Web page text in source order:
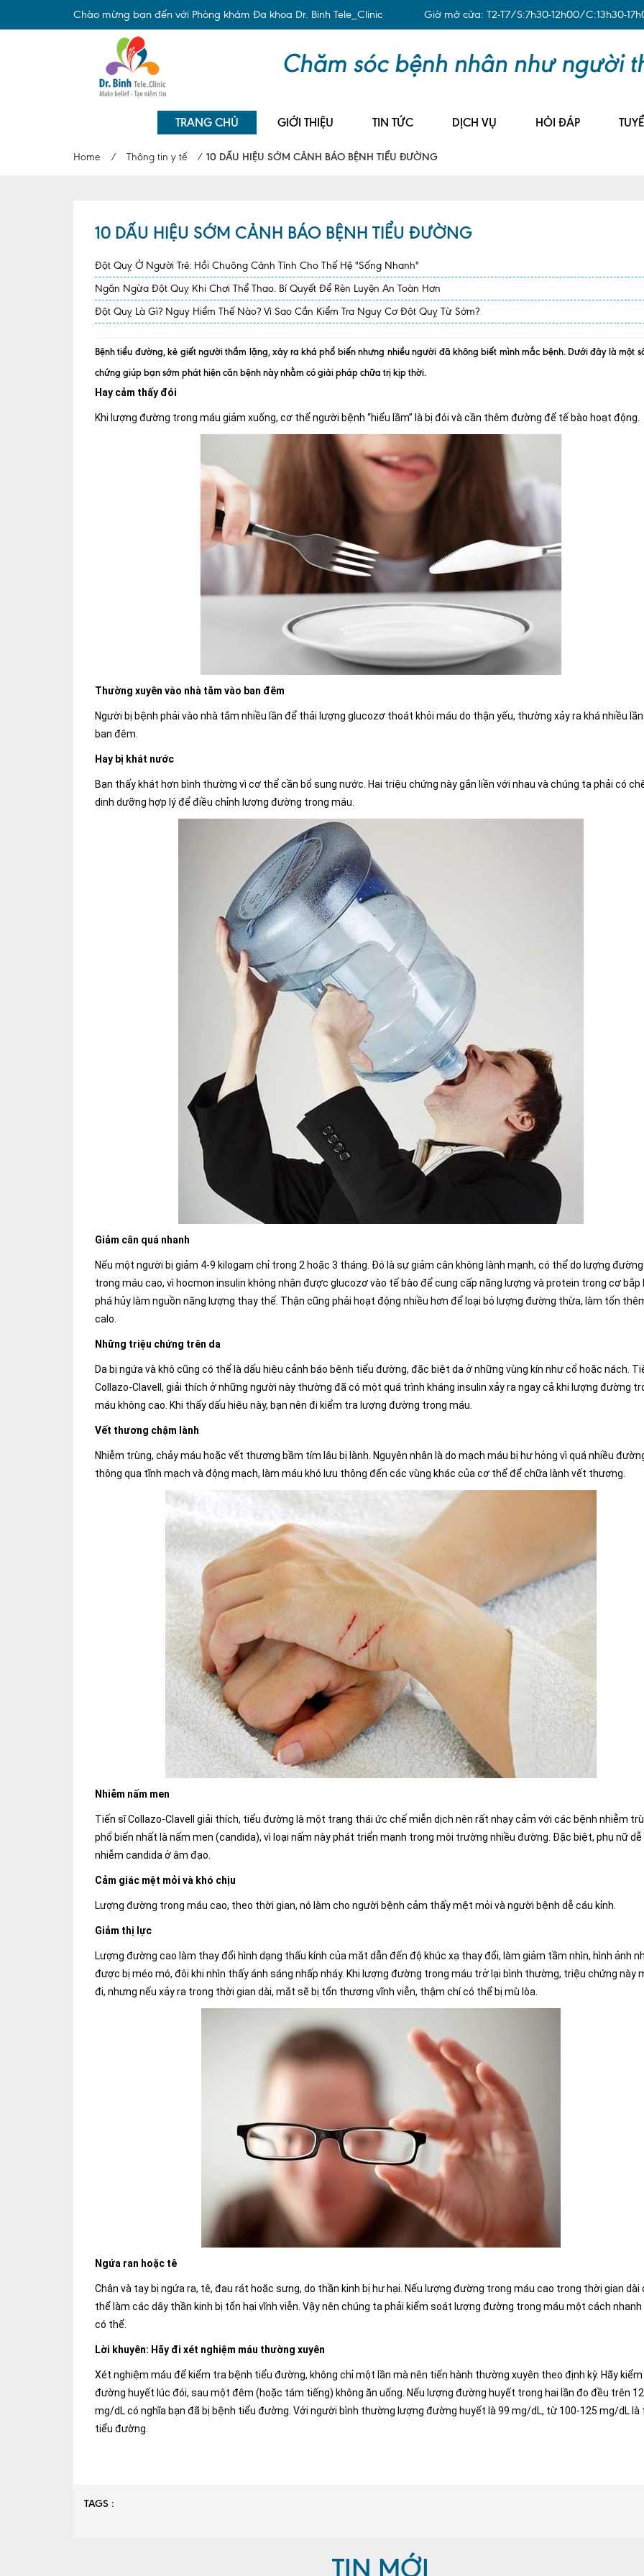
Chào mừng bạn đến với Phòng khám Đa khoa Dr. Binh Tele_Clinic Giờ mở cửa: T2-T7/S:7h30-12h00/C:13h30-
TRANG CHỦ GIỚI THIỆU TIN TỨC DỊCH VỤ HỎI ĐÁP
Home / Thông tin y tế / 10 DẤU HIỆU SỚM CẢNH BÁO BỆNH TIỂU ĐƯỜNG
10 DẤU HIỆU SỚM CẢNH BÁO BỆNH TIỂU ĐƯỜNG
Đột Quỵ Ở Người Trẻ: Hồi Chuông Cảnh Tỉnh Cho Thế Hệ "Sống Nhanh"
Ngăn Ngừa Đột Quỵ Khi Chơi Thể Thao. Bí Quyết Để Rèn Luyện An Toàn Hơn
Đột Quỵ Là Gì? Nguy Hiểm Thế Nào? Vì Sao Cần Kiểm Tra Nguy Cơ Đột Quỵ Từ Sớm?
Bệnh tiểu đường, kẻ giết người thầm lặng, xảy ra khá phổ biến nhưng nhiều người đã không biết mình mắc bệnh. Dưới đây là một
chứng giúp bạn sớm phát hiện căn bệnh này nhằm có giải pháp chữa trị kịp thời.
Hay cảm thấy đói
Khi lượng đường trong máu giảm xuống, cơ thể người bệnh “hiểu lầm” là bị đói và cần thêm đường để tế bào hoạt động.
Thường xuyên vào nhà tắm vào ban đêm
Người bị bệnh phải vào nhà tắm nhiều lần để thải lượng glucozơ thoát khỏi máu do thận yếu, thường xảy ra khá nhiều lần
ban đêm.
Hay bị khát nước
Bạn thấy khát hơn bình thường vì cơ thể cần bổ sung nước. Hai triệu chứng này gắn liền với nhau và chúng ta phải có
dinh dưỡng hợp lý để điều chỉnh lượng đường trong máu.
Giảm cân quá nhanh
Nếu một người bị giảm 4-9 kilogam chỉ trong 2 hoặc 3 tháng. Đó là sự giảm cân không lành mạnh, có thể do lượng đường
trong máu cao, vì hocmon insulin không nhận được glucozơ vào tế bào để cung cấp năng lượng và protein trong cơ bắp
phá hủy làm nguồn năng lượng thay thế. Thận cũng phải hoạt động nhiều hơn để loại bỏ lượng đường thừa, làm tốn
calo.
Những triệu chứng trên da
Da bị ngứa và khô cũng có thể là dấu hiệu cảnh báo bệnh tiểu đường, đặc biệt da ở những vùng kín như cổ hoặc nách.
Collazo-Clavell, giải thích ở những người này thường đã có một quá trình kháng insulin xảy ra ngay cả khi lượng đường
máu không cao. Khi thấy dấu hiệu này, bạn nên đi kiểm tra lượng đường trong máu.
Vết thương chậm lành
Nhiễm trùng, chảy máu hoặc vết thương bầm tím lâu bị lành. Nguyên nhân là do mạch máu bị hư hỏng vì quá nhiều
thông qua tĩnh mạch và động mạch, làm máu khó lưu thông đến các vùng khác của cơ thể để chữa lành vết thương.
Nhiễm nấm men
Tiến sĩ Collazo-Clavell giải thích, tiểu đường là một trạng thái ức chế miễn dịch nên rất nhạy cảm với các bệnh nhiễm
phổ biến nhất là nấm men (candida), vì loại nấm này phát triển mạnh trong môi trường nhiều đường. Đặc biệt, phụ nữ dễ
nhiễm candida ở âm đạo.
Cảm giác mệt mỏi và khó chịu
Lượng đường trong máu cao, theo thời gian, nó làm cho người bệnh cảm thấy mệt mỏi và người bệnh dễ cáu kỉnh.
Giảm thị lực
Lượng đường cao làm thay đổi hình dạng thấu kính của mắt dẫn đến độ khúc xạ thay đổi, làm giảm tầm nhìn, hình ảnh
được bị méo mó, đôi khi nhìn thấy ánh sáng nhấp nháy. Khi lượng đường trong máu trở lại bình thường, triệu chứng này
đi, nhưng nếu xảy ra trong thời gian dài, mắt sẽ bị tổn thương vĩnh viễn, thậm chí có thể bị mù lòa.
Ngứa ran hoặc tê
Chân và tay bị ngứa ra, tê, đau rát hoặc sưng, do thần kinh bị hư hại. Nếu lượng đường trong máu cao trong thời gian dài
thể làm các dây thần kinh bị tổn hại vĩnh viễn. Vậy nên chúng ta phải kiểm soát lượng đường trong máu một cách
có thể.
Lời khuyên: Hãy đi xét nghiệm máu thường xuyên
Xét nghiệm máu để kiểm tra bệnh tiểu đường, không chỉ một lần mà nên tiến hành thường xuyên theo định kỳ. Hãy
đường huyết lúc đói, sau một đêm (hoặc tám tiếng) không ăn uống. Nếu lượng đường huyết trong hai lần đo đều trên
mg/dL có nghĩa bạn đã bị bệnh tiểu đường. Với người bình thường lượng đường huyết là 99 mg/dL, từ 100-125 mg/dL là
tiểu đường.
TAGS :
TIN MỚI